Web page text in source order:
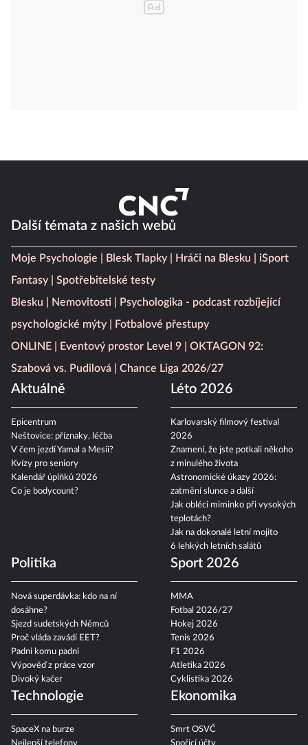
Další témata z našich webů
Moje Psychologie Blesk Tlapky Hráči na Blesku
iSport
Fantasy
Spotřebitelské testy
Blesku
Nemovitosti
Psychologika - podcast rozbíjející
psychologické mýty
Fotbalové přestupy
ONLINE
Eventový prostor Level 9
OKTAGON 92:
Szabová vs. Pudilová
Chance Liga 2026/27
Aktuálně
Epicentrum
Neštovice: příznaky, léčba
V čem jezdí Yamal a Mesii?
Kvízy pro seniory
Kalendář úplňků 2026
Co je bodycount?
Léto 2026
Karlovarský filmový festival
2026
Znamení, že jste potkali někoho
z minulého života
Astronomické úkazy 2026:
zatmění slunce a další
Jak obléci miminko při vysokých
teplotách?
Jak na dokonalé letní mojito
6 lehkých letních salátů
Politika
Nová superdávka: kdo na ní
dosáhne?
Sjezd sudetských Němců
Proč vláda zavádí EET?
Padni komu padni
Výpověď z práce vzor
Divoký kačer
Sport 2026
MMA
Fotbal 2026/27
Hokej 2026
Tenis 2026
F1 2026
Atletika 2026
Cyklistika 2026
Technologie
SpaceX na burze
Ekonomika
Smrt OSVČ